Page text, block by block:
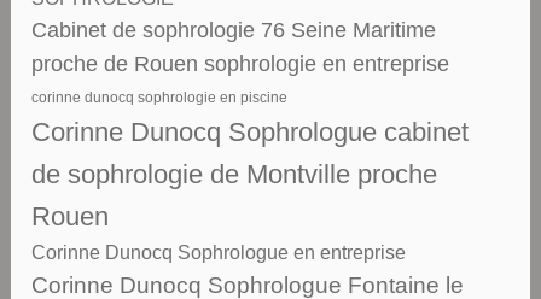
Cabinet de sophrologie 76 Seine Maritime
proche de Rouen sophrologie en entreprise
corinne dunocq sophrologie en piscine
Corinne Dunocq Sophrologue cabinet
de sophrologie de Montville proche
Rouen
Corinne Dunocq Sophrologue en entreprise
Corinne Dunocq Sophrologue Fontaine le